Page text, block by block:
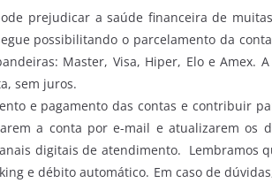
prejudicar a saúde financeira de
possibilitando o parcelamento da
Master, Visa, Hiper, Elo e Amex.
sem juros.
e pagamento das contas e contribuir
a conta por e-mail e atualizarem os
digitais de atendimento. Lembramos
e débito automático. Em caso de